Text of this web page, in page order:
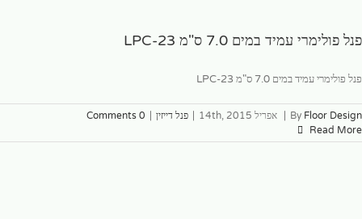
פנל פולימרי עמיד במים 7.0 ס"מ LPC-23
פנל פולימרי עמיד במים 7.0 ס"מ LPC-23
By Floor Design אפריל 14th, 2015 פנל דייזין
0 Comments
Read More